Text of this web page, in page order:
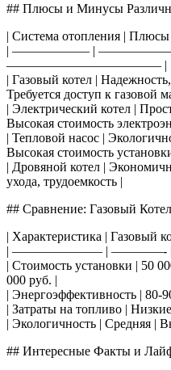
## Плюсы и Минусы
| Система отопления |
| —————— |
———————————— |
| Газовый котел |
Требуется доступ к газовой
| Электрический котел |
Высокая стоимость
| Тепловой насос |
Высокая стоимость
| Дровяной котел |
ухода, трудоемкость |
## Сравнение: Газовый
| Характеристика | Газовый
| ——————— | ————-
| Стоимость установки | 50
000 руб. |
| Энергоэффективность | 80-
| Затраты на топливо |
| Экологичность | Средняя |
## Интересные Факты и